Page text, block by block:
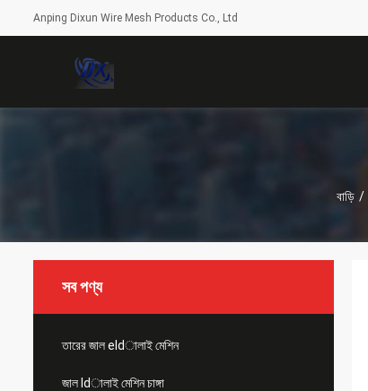
Anping Dixun Wire Mesh Products Co., Ltd
বাড়ি /
সব পণ্য
তারের জাল eldালাই মেশিন
জাল ldালাই মেশিন চাঙ্গা